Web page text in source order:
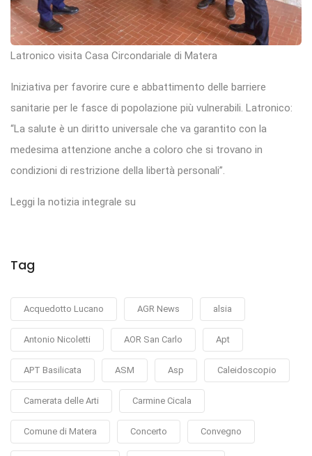
Latronico visita Casa Circondariale di Matera
Iniziativa per favorire cure e abbattimento delle barriere
sanitarie per le fasce di popolazione più vulnerabili. Latronico:
“La salute è un diritto universale che va garantito con la
medesima attenzione anche a coloro che si trovano in
condizioni di restrizione della libertà personali”.
Leggi la notizia integrale su
Tag
Acquedotto Lucano AGR News alsia
Antonio Nicoletti AOR San Carlo Apt
APT Basilicata ASM Asp Caleidoscopio
Camerata delle Arti Carmine Cicala
Comune di Matera Concerto Convegno